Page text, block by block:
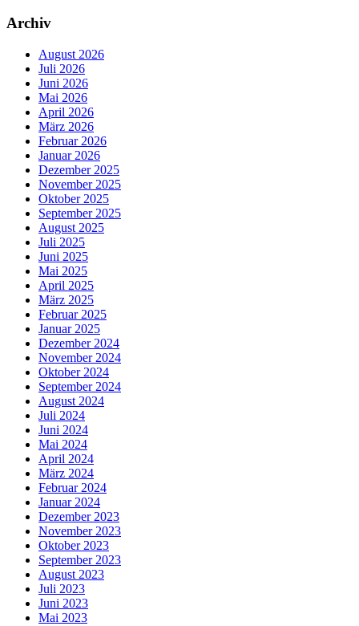
Archiv
August 2026
Juli 2026
Juni 2026
Mai 2026
April 2026
März 2026
Februar 2026
Januar 2026
Dezember 2025
November 2025
Oktober 2025
September 2025
August 2025
Juli 2025
Juni 2025
Mai 2025
April 2025
März 2025
Februar 2025
Januar 2025
Dezember 2024
November 2024
Oktober 2024
September 2024
August 2024
Juli 2024
Juni 2024
Mai 2024
April 2024
März 2024
Februar 2024
Januar 2024
Dezember 2023
November 2023
Oktober 2023
September 2023
August 2023
Juli 2023
Juni 2023
Mai 2023